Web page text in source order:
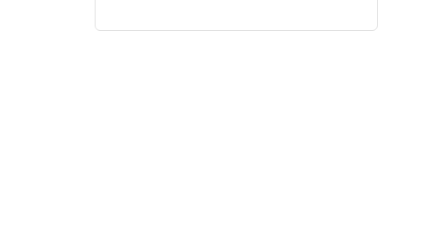
Aprendizaje y Desarrollo